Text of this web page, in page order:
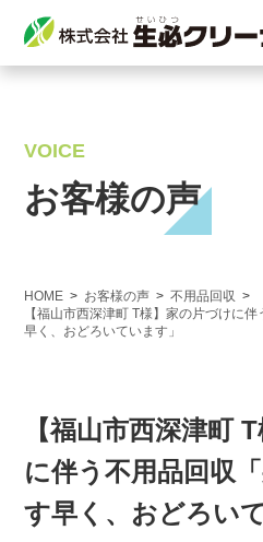
VOICE
お客様の声
HOME お客様の声
不用品回収
【福山市西深津町 T様】家の片づけに
早く、おどろいています」
【福山市西深津町
に伴う不用品回収
す早く、おどろい